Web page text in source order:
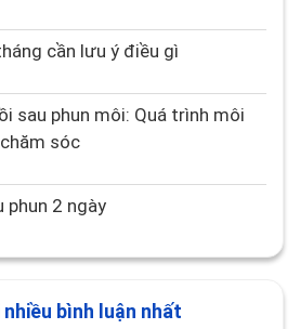
cần lưu ý điều gì
sóc
phun 2 ngày
nhiều bình luận nhất